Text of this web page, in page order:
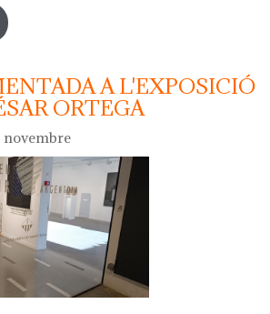
javier mariscal serà l'autor del
d'argentona d'aquest any
A L'EXPOSICIÓ
ORTEGA